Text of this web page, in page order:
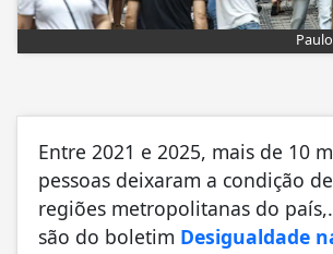
Entre 2021 e 2025, mais de 10
pessoas deixaram a condição
regiões metropolitanas do
são do boletim Desigualdade